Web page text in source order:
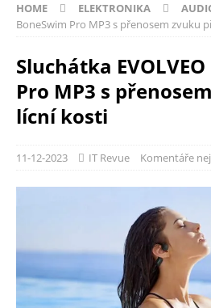
HOME ELEKTRONIKA
BoneSwim Pro MP3 s přenosem zvuku
Sluchátka
Pro MP3 s
lícní kosti
11-12-2023 IT Revue Komentáře